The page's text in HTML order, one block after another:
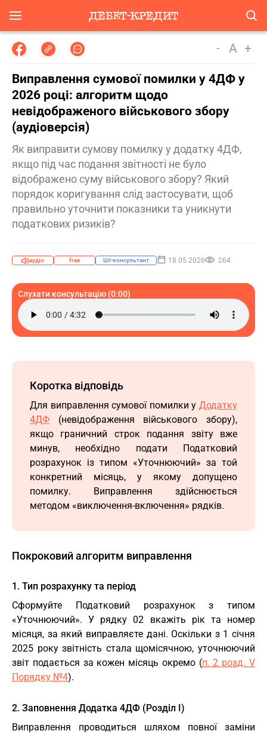
- A +
Виправлення сумової помилки у 4ДФ у
2026 році: алгоритм щодо
невідображеного військового збору
(аудіоверсія)
Як виправити сумову помилку у додатку 4ДФ,
якщо під час подання звітності не було
відображено суму військового збору? Який
порядок коригування слід застосувати, щоб
правильно уточнити показники та уникнути
податкових ризиків?
аудіо free ШІ-консультант 18.05.2026 264
Слухати консультацію (0:00)
Коротка відповідь
Для виправлення сумової помилки у Додатку
4ДФ (невідображення військового збору),
якщо граничний строк подання звіту вже
минув, необхідно подати Податковий
розрахунок із типом «Уточнюючий» за той
конкретний місяць, у якому допущено
помилку. Виправлення здійснюється
методом «виключення-включення» рядків.
Покроковий алгоритм виправлення
1. Тип розрахунку та період
Сформуйте Податковий розрахунок з типом
«Уточнюючий». У рядку 02 вкажіть рік та номер
місяця, за який виправляєте дані. Оскільки з 1 січня
2025 року звітність стала щомісячною, уточнюючий
звіт подається за кожен місяць окремо (п. 2 розд. V
Порядку №4).
2. Заповнення Додатка 4ДФ (Розділ І)
Виправлення проводиться шляхом повної заміни